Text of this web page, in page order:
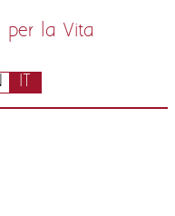
per la Vita
IT